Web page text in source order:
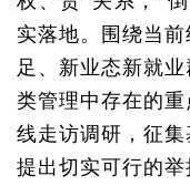
实落地。围绕当
足、新业态新就
类管理中存在的
线走访调研，征集
提出切实可行的